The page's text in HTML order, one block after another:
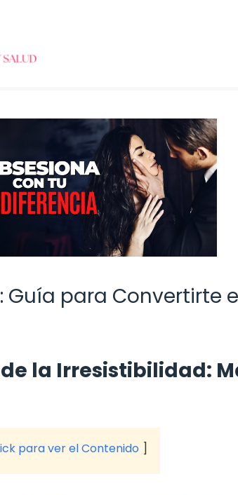
Guía para Convertirte
la Irresistibilidad:
para ver el Contenido